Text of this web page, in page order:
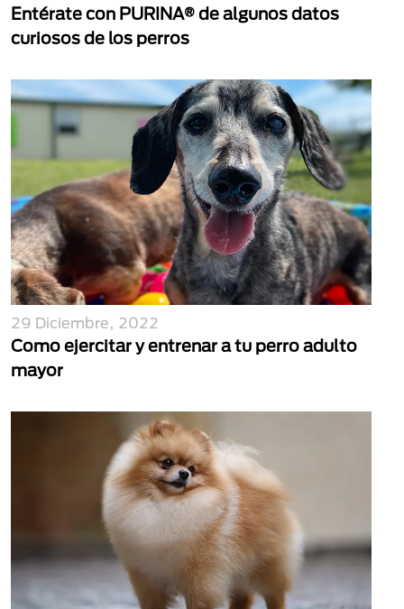
Entérate con PURINA® de algunos datos
curiosos de los perros
29 Diciembre, 2022
Como ejercitar y entrenar a tu perro adulto
mayor